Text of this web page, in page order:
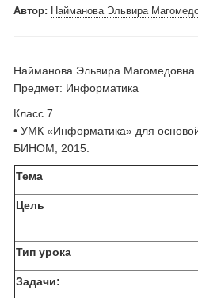
Автор: Найманова Эльвира
Найманова Эльвира Магомедовна
Предмет: Информатика
Класс 7
• УМК «Информатика» для
БИНОМ, 2015.
Тема
Цель
Тип урока
Задачи: